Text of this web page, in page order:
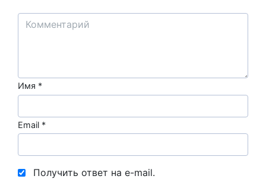
Имя *
Email *
Получить ответ на e-mail.